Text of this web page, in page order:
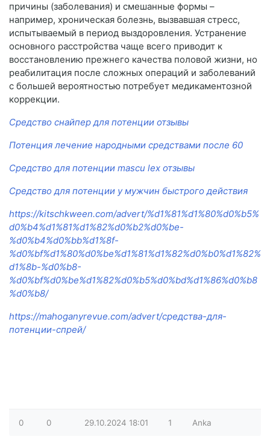
причины (заболевания) и смешанные формы –
например, хроническая болезнь, вызвавшая стресс,
испытываемый в период выздоровления. Устранение
основного расстройства чаще всего приводит к
восстановлению прежнего качества половой жизни, но
реабилитация после сложных операций и заболеваний
с большей вероятностью потребует медикаментозной
коррекции.
Средство снайпер для потенции отзывы
Потенция лечение народными средствами после 60
Средство для потенции mascu lex отзывы
Средство для потенции у мужчин быстрого действия
https://kitschkween.com/advert/%d1%81%d1%80%d0%b5%
d0%b4%d1%81%d1%82%d0%b2%d0%be-
%d0%b4%d0%bb%d1%8f-
%d0%bf%d1%80%d0%be%d1%81%d1%82%d0%b0%d1%82%
d1%8b-%d0%b8-
%d0%bf%d0%be%d1%82%d0%b5%d0%bd%d1%86%d0%b8
%d0%b8/
https://mahoganyrevue.com/advert/средства-для-
потенции-спрей/
0 0 29.10.2024 18:01 1 Anka